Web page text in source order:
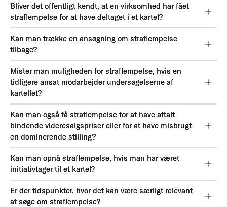
Bliver det offentligt kendt, at en virksomhed har fået
straflempelse for at have deltaget i et kartel?
Kan man trække en ansøgning om straflempelse
tilbage?
Mister man muligheden for straflempelse, hvis en
tidligere ansat modarbejder undersøgelserne af
kartellet?
Kan man også få straflempelse for at have aftalt
bindende videresalgspriser eller for at have misbrugt
en dominerende stilling?
Kan man opnå straflempelse, hvis man har været
initiativtager til et kartel?
Er der tidspunkter, hvor det kan være særligt relevant
at søge om straflempelse?